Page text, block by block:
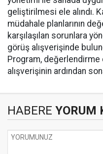
geliştirilmesi ele alındı.
müdahale planlarının
karşılaşılan sorunlara
görüş alışverişinde
Program, değerlendirme
alışverişinin ardından
HABERE YORUM